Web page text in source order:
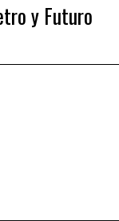
y Futuro